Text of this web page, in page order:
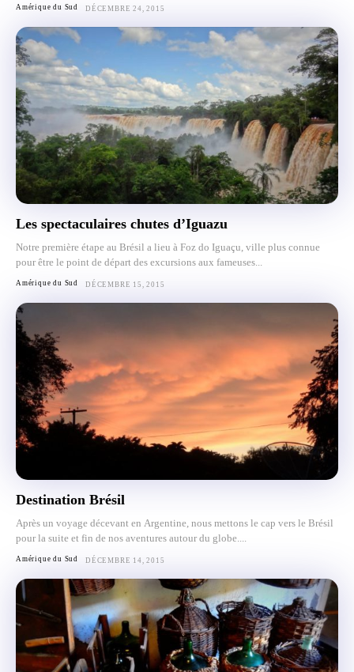
Amérique du Sud DÉCEMBRE 24, 2015
Les spectaculaires chutes d’Iguazu
Notre première étape au Brésil a lieu à Foz do Iguaçu, ville plus connue
pour être le point de départ des excursions aux fameuses...
Amérique du Sud DÉCEMBRE 15, 2015
Destination Brésil
Après un voyage décevant en Argentine, nous mettons le cap vers le Brésil
pour la suite et fin de nos aventures autour du globe....
Amérique du Sud DÉCEMBRE 14, 2015